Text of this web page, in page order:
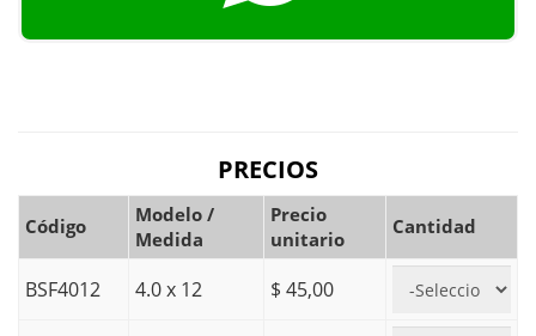
PRECIOS
Código
Modelo /
Medida
Precio
unitario
Cantidad
BSF4012 4.0 x 12 $ 45,00